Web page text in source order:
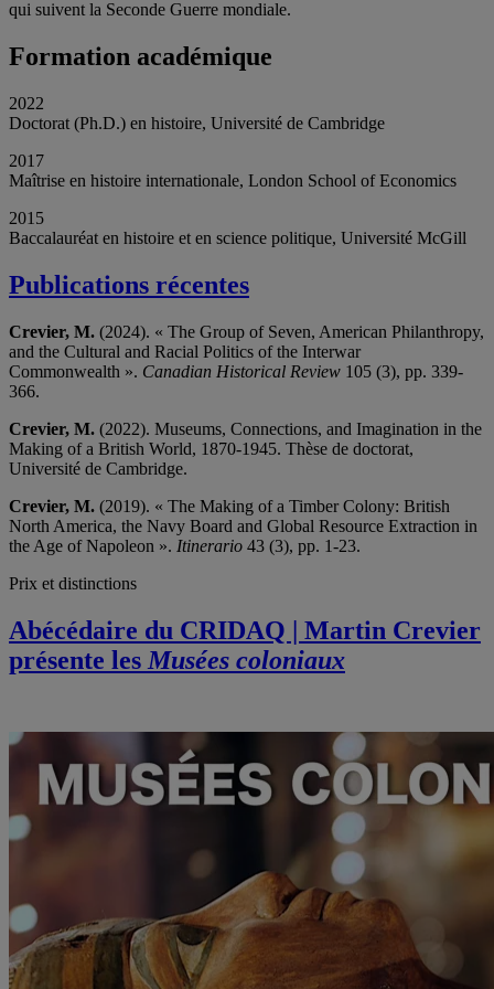
qui suivent la Seconde Guerre mondiale.
Formation académique
2022
Doctorat (Ph.D.) en histoire, Université de Cambridge
2017
Maîtrise en histoire internationale, London School of Economics
2015
Baccalauréat en histoire et en science politique, Université McGill
Publications récentes
Crevier, M. (2024). « The Group of Seven, American Philanthropy,
and the Cultural and Racial Politics of the Interwar
Commonwealth ». Canadian Historical Review 105 (3), pp. 339-
366.
Crevier, M. (2022). Museums, Connections, and Imagination in the
Making of a British World, 1870-1945. Thèse de doctorat,
Université de Cambridge.
Crevier, M. (2019). « The Making of a Timber Colony: British
North America, the Navy Board and Global Resource Extraction in
the Age of Napoleon ». Itinerario 43 (3), pp. 1-23.
Prix et distinctions
Abécédaire du CRIDAQ | Martin Crevier
présente les Musées coloniaux